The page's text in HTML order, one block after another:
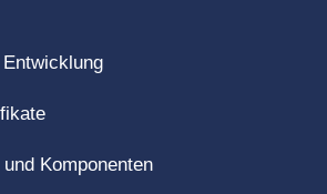
Komponenten